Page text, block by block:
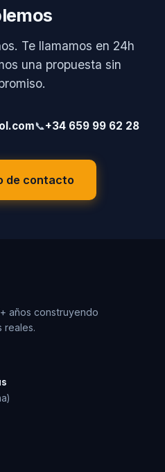
Te llamamos en 24h
una propuesta sin
📞+34 659 99 62 28
de contacto
años construyendo
reales.